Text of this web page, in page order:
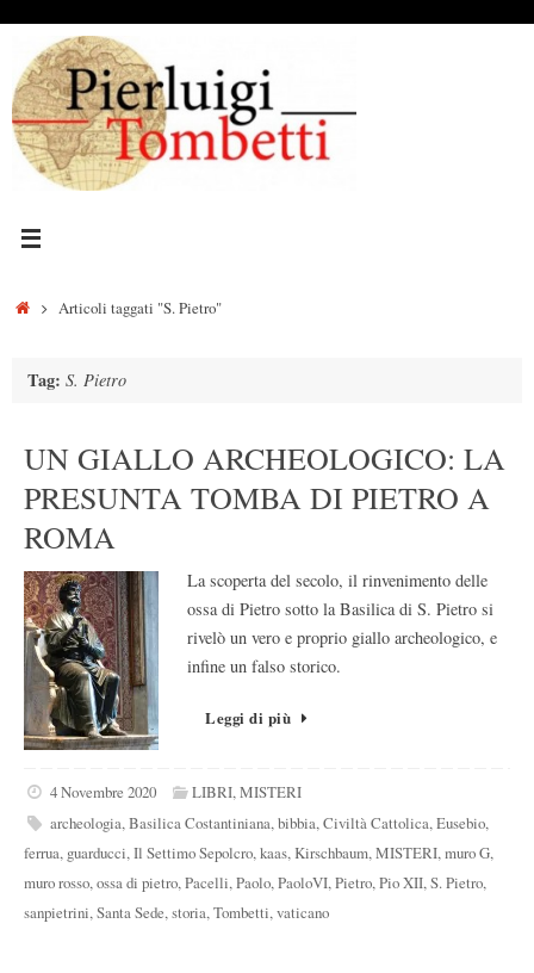
contenuto
HomeArticoli taggati "S. Pietro"
Tag: S. Pietro
UN GIALLO ARCHEOLOGICO: LA
PRESUNTA TOMBA DI PIETRO A
ROMA
La scoperta del secolo, il rinvenimento delle
ossa di Pietro sotto la Basilica di S. Pietro si
rivelò un vero e proprio giallo archeologico, e
infine un falso storico.
Leggi di più
4 Novembre 2020 LIBRI,MISTERI
archeologia,Basilica Costantiniana,bibbia,Civiltà Cattolica,Eusebio,
ferrua, guarducci,Il Settimo Sepolcro,kaas,Kirschbaum,MISTERI,muro G,
muro rosso,ossa di pietro,Pacelli,Paolo,PaoloVI,Pietro,Pio XII,S. Pietro,
sanpietrini,Santa Sede,storia,Tombetti,vaticano